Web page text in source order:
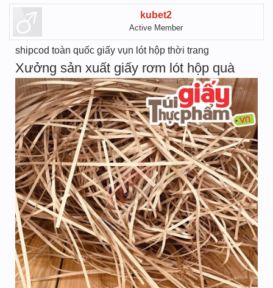
kubet2
Active Member
shipcod toàn quốc giấy vụn lót hộp thời trang
Xưởng sản xuất giấy rơm lót hộp quà